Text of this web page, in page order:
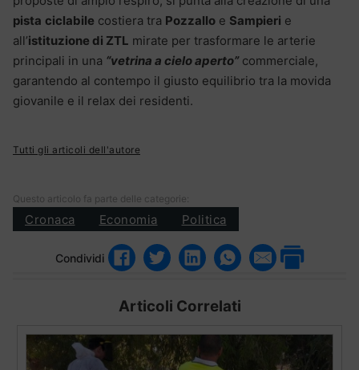
pista ciclabile costiera tra Pozzallo e Sampieri e
all’istituzione di ZTL mirate per trasformare le arterie
principali in una “vetrina a cielo aperto”commerciale,
garantendo al contempo il giusto equilibrio tra la movida
giovanile e il relax dei residenti.
Tutti gli articoli dell'autore
Questo articolo fa parte delle categorie:
Cronaca Economia Politica
Condividi
Articoli Correlati